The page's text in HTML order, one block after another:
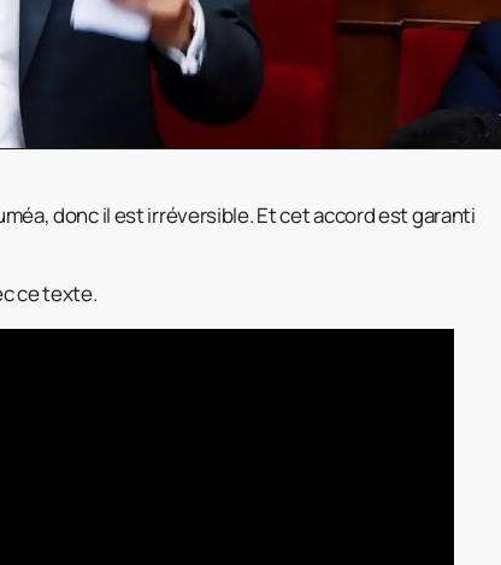
donc il est irréversible. Et cet accord est garanti
ce texte.